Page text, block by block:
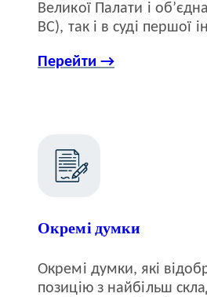
Великої Палати і
ВС), так і в суді першої
Перейти →
Окремі думки
Окремі думки, які
позицію з найбільш